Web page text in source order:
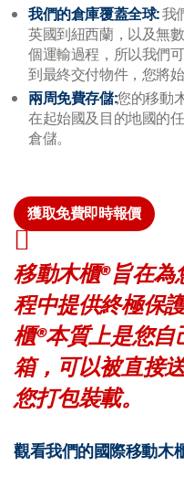
我們的倉庫覆蓋全球:我
英國到紐西蘭，以及無
個運輸過程，所以我們
到最終交付物件，您將
兩周免費存儲:您的移動
在起始國及目的地國的
倉儲。
獲取免費即時報價
移動木櫃®旨在
程中提供終極保
櫃®本質上是您
箱，可以被直接
您打包裝載。
觀看我們的國際移動木